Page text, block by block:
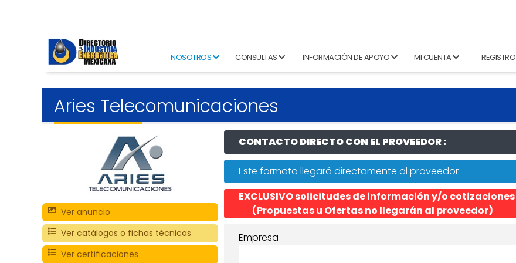
NOSOTROS CONSULTAS INFORMACIÓN DE APOYO MI CUENTA REGISTRO
Aries Telecomunicaciones
Ver anuncio
Ver catálogos o fichas técnicas
Ver certificaciones
CONTACTO DIRECTO CON EL PROVEEDOR :
Este formato llegará directamente al proveedor
EXCLUSIVO solicitudes de información y/o cotizaciones
(Propuestas u Ofertas no llegarán al proveedor)
Empresa